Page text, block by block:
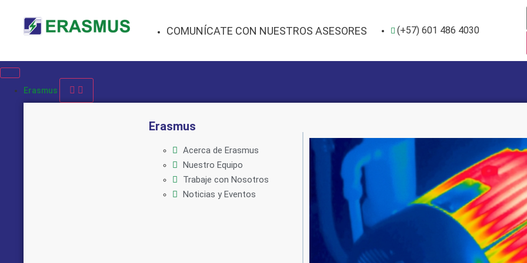
COMUNÍCATE CON NUESTROS ASESORES (+57) 601 486 4030
Erasmus
Erasmus
Acerca de Erasmus
Nuestro Equipo
Trabaje con Nosotros
Noticias y Eventos